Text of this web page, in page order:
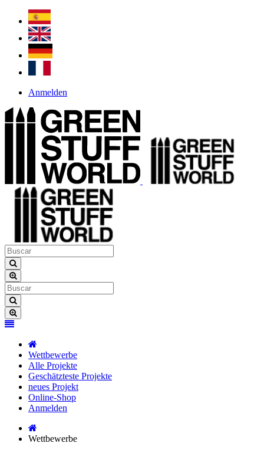
Anmelden
Wettbewerbe
Alle Projekte
Geschätzteste Projekte
neues Projekt
Online-Shop
Anmelden
Wettbewerbe